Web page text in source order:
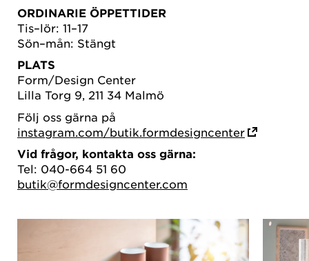
ORDINARIE ÖPPETTIDER
Tis–lör: 11–17
Sön–mån: Stängt
PLATS
Form/Design Center
Lilla Torg 9, 211 34 Malmö
Följ oss gärna på
instagram.com/butik.formdesigncenter
Vid frågor, kontakta oss gärna:
Tel: 040-664 51 60
butik@formdesigncenter.com